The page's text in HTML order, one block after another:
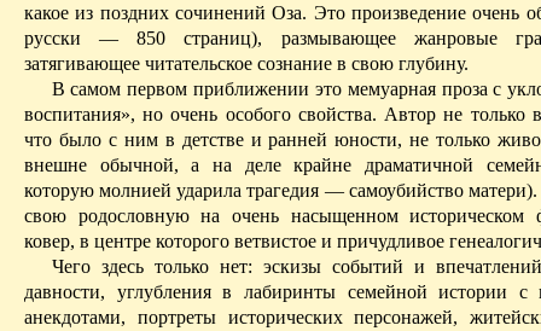
какое из поздних сочиненийОза. Это произведение очень
русски — 850 страниц), размывающее жанровые
затягивающее читательское сознание в свою глубину.
В самом первом приближении это мемуарная проза с
воспитания», ноочень особогосвойства. Автор не только
что было с ним в детстве и ранней юности, не только
внешне обычной, а на деле крайне драматичной
которую молнией ударила трагедия — самоубийство матери).
свою родословную на очень насыщенном историческом
ковер, в центре которого ветвистое и причудливое
Чего здесь только нет: эскизы событий и
давности, углубления в лабиринты семейной истории с
анекдотами, портреты исторических персонажей,